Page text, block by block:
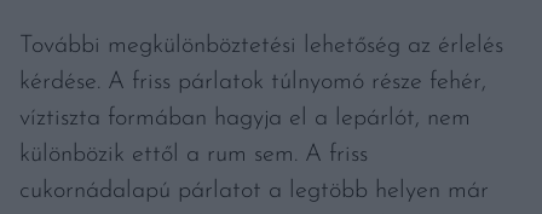
További megkülönböztetési lehetőség az érlelés
kérdése. A friss párlatok túlnyomó része fehér,
víztiszta formában hagyja el a lepárlót, nem
különbözik ettől a rum sem. A friss
cukornádalapú párlatot a legtöbb helyen már